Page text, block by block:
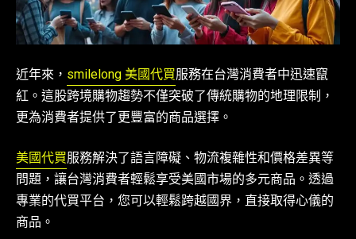
近年來， smilelong 美國代買服務在台灣消費者中迅速竄
紅。這股跨境購物趨勢不僅突破了傳統購物的地理限制，
更為消費者提供了更豐富的商品選擇。
美國代買服務解決了語言障礙、物流複雜性和價格差異等
問題，讓台灣消費者輕鬆享受美國市場的多元商品。透過
專業的代買平台，您可以輕鬆跨越國界，直接取得心儀的
商品。